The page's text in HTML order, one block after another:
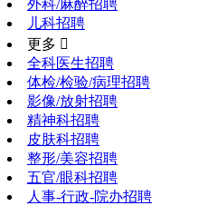
外科/麻醉招聘
儿科招聘
更多 
全科医生招聘
体检/检验/病理招聘
影像/放射招聘
精神科招聘
皮肤科招聘
整形/美容招聘
五官/眼科招聘
人事-行政-院办招聘